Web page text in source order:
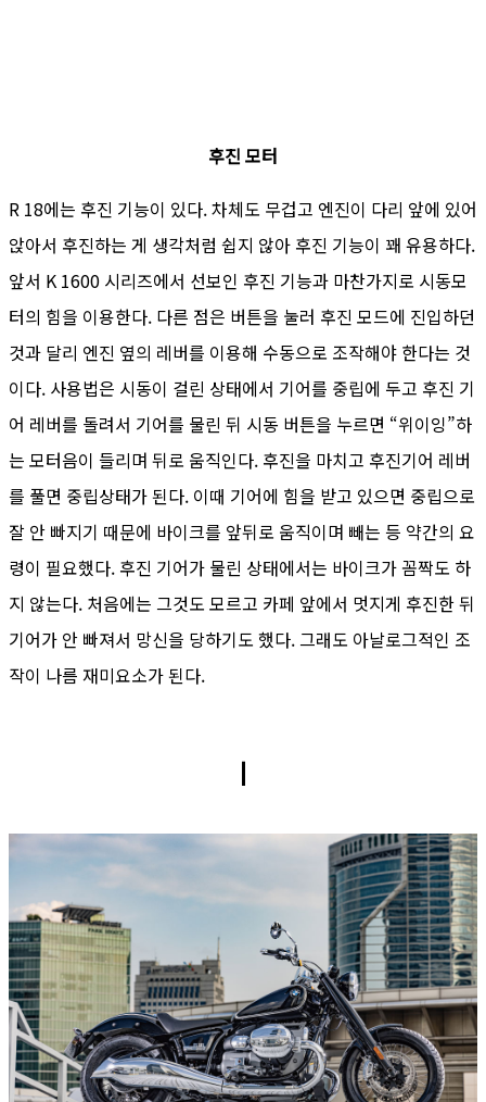
후진 모터
R 18에는 후진 기능이 있다. 차체도 무겁고 엔진이 다리 앞에 있어
앉아서 후진하는 게 생각처럼 쉽지 않아 후진 기능이 꽤 유용하다.
앞서 K 1600 시리즈에서 선보인 후진 기능과 마찬가지로 시동모
터의 힘을 이용한다. 다른 점은 버튼을 눌러 후진 모드에 진입하던
것과 달리 엔진 옆의 레버를 이용해 수동으로 조작해야 한다는 것
이다. 사용법은 시동이 걸린 상태에서 기어를 중립에 두고 후진 기
어 레버를 돌려서 기어를 물린 뒤 시동 버튼을 누르면 “위이잉”하
는 모터음이 들리며 뒤로 움직인다. 후진을 마치고 후진기어 레버
를 풀면 중립상태가 된다. 이때 기어에 힘을 받고 있으면 중립으로
잘 안 빠지기 때문에 바이크를 앞뒤로 움직이며 빼는 등 약간의 요
령이 필요했다. 후진 기어가 물린 상태에서는 바이크가 꼼짝도 하
지 않는다. 처음에는 그것도 모르고 카페 앞에서 멋지게 후진한 뒤
기어가 안 빠져서 망신을 당하기도 했다. 그래도 아날로그적인 조
작이 나름 재미요소가 된다.
ㅣ